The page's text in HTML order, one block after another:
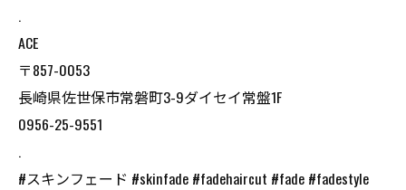
.
ACE
〒857-0053
長崎県佐世保市常磐町3-9ダイセイ常盤1F
0956-25-9551
.
#スキンフェード #skinfade #fadehaircut #fade #fadestyle